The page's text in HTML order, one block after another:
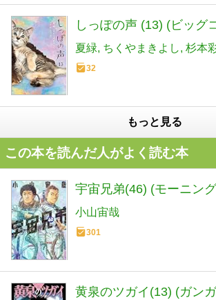
しっぽの声 (13) (ビッグ
夏緑 ちくやまきよし 杉本
32
もっと見る
この本を読んだ人がよく読む本
宇宙兄弟(46) (モーニン
小山宙哉
301
黄泉のツガイ(13) (ガン